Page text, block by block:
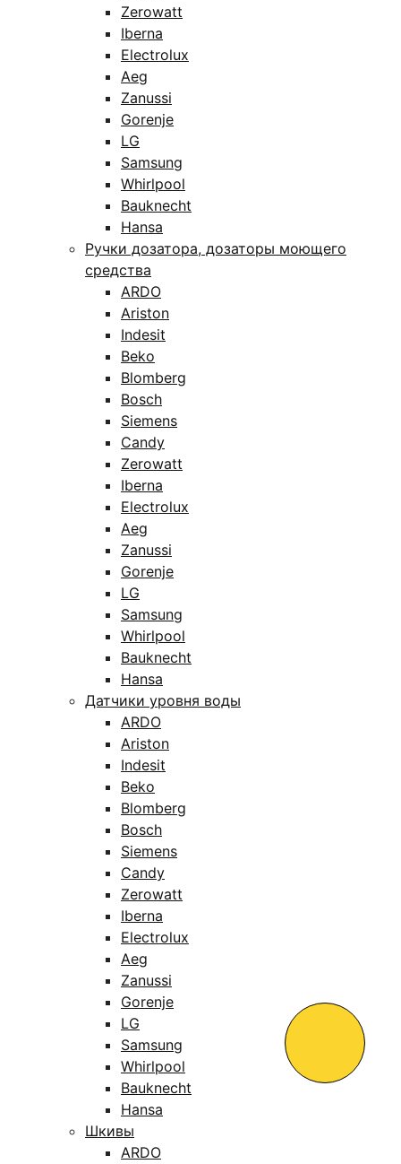
Zerowatt
Iberna
Electrolux
Aeg
Zanussi
Gorenje
LG
Samsung
Whirlpool
Bauknecht
Hansa
Ручки дозатора, дозаторы моющего
средства
ARDO
Ariston
Indesit
Beko
Blomberg
Bosch
Siemens
Candy
Zerowatt
Iberna
Electrolux
Aeg
Zanussi
Gorenje
LG
Samsung
Whirlpool
Bauknecht
Hansa
Датчики уровня воды
ARDO
Ariston
Indesit
Beko
Blomberg
Bosch
Siemens
Candy
Zerowatt
Iberna
Electrolux
Aeg
Zanussi
Gorenje
LG
Samsung
Whirlpool
Bauknecht
Hansa
Шкивы
ARDO